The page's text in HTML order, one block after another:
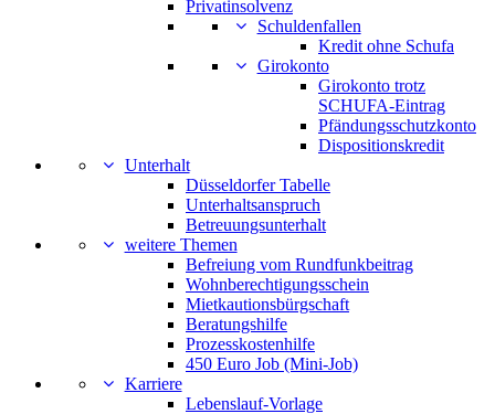
Privatinsolvenz
Schuldenfallen
Kredit ohne Schufa
Girokonto
Girokonto trotz
SCHUFA-Eintrag
Pfändungsschutzkonto
Dispositionskredit
Unterhalt
Düsseldorfer Tabelle
Unterhaltsanspruch
Betreuungsunterhalt
weitere Themen
Befreiung vom Rundfunkbeitrag
Wohnberechtigungsschein
Mietkautionsbürgschaft
Beratungshilfe
Prozesskostenhilfe
450 Euro Job (Mini-Job)
Karriere
Lebenslauf-Vorlage